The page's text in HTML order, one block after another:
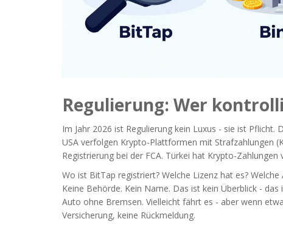
Regulierung: Wer
Im Jahr 2026 ist Regulierung kein Luxus - sie ist
USA verfolgen Krypto-Plattformen mit Strafzahlungen
Registrierung bei der FCA. Türkei hat Krypto-Zahlungen
Wo ist BitTap registriert? Welche Lizenz hat es?
Keine Behörde. Kein Name. Das ist kein Überblick -
Auto ohne Bremsen. Vielleicht fährt es - aber wenn
Versicherung, keine Rückmeldung.